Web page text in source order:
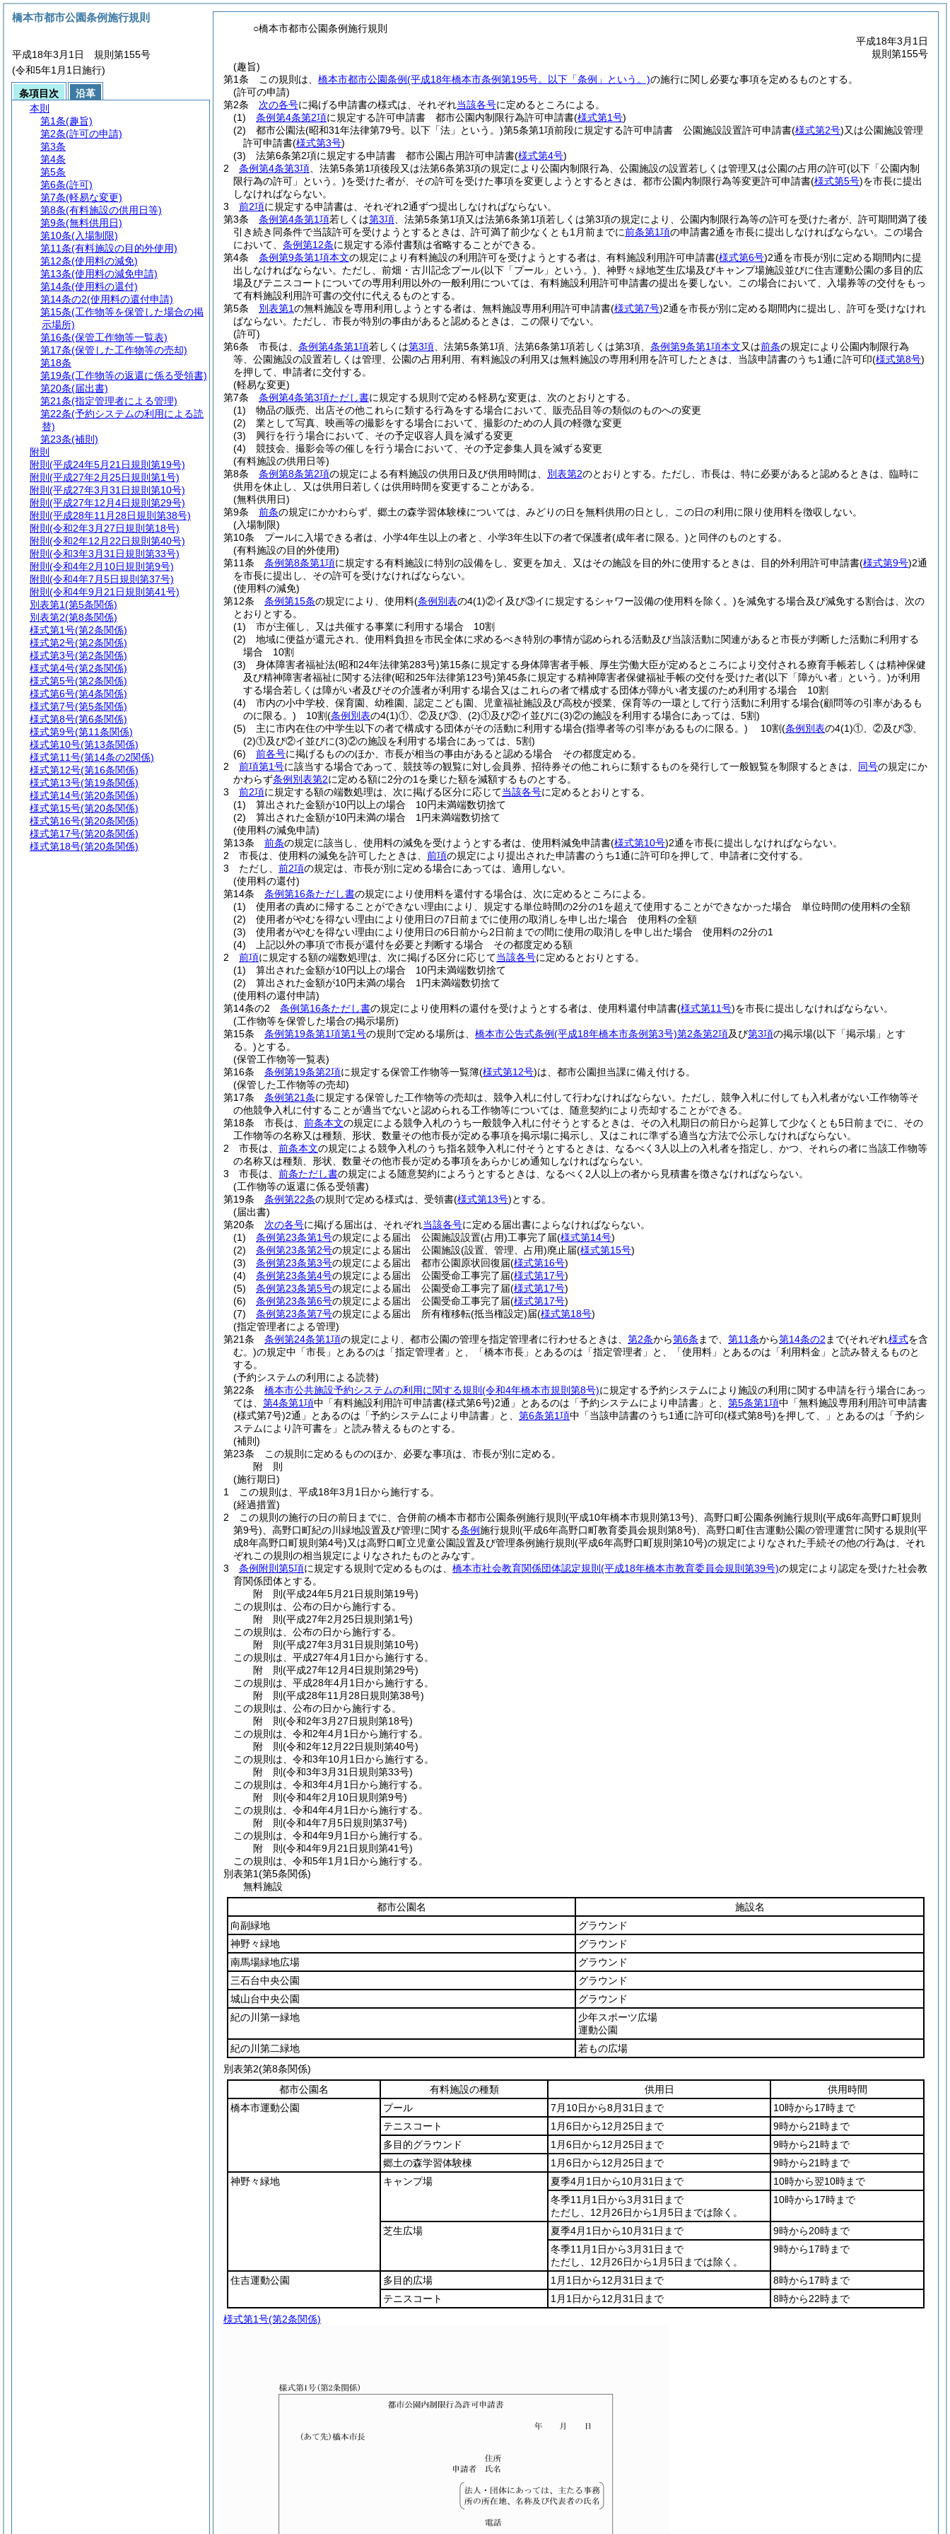
○橋本市都市公園条例施行規則
平成18年3月1日
規則第155号
(趣旨)
第1条
この規則は、 橋本市都市公園条例(平成18年橋本市条例第195号。以下「条例」という。)の施行に関し必要な事項を定めるものとする。
(許可の申請)
第2条
次の各号に掲げる申請書の様式は、それぞれ当該各号に定めるところによる。
(1)
条例第4条第2項に規定する許可申請書 都市公園内制限行為許可申請書(様式第1号)
(2)
都市公園法(昭和31年法律第79号。以下「法」という。)第5条第1項前段に規定する許可申請書 公園施設設置許可申請書(様式第2号)又は公園施設管理
許可申請書(様式第3号)
(3)
法第6条第2項に規定する申請書 都市公園占用許可申請書(様式第4号)
2
条例第4条第3項 、法第5条第1項後段又は法第6条第3項の規定により公園内制限行為、公園施設の設置若しくは管理又は公園の占用の許可(以下「公園内制
限行為の許可」という。)を受けた者が、その許可を受けた事項を変更しようとするときは、都市公園内制限行為等変更許可申請書(様式第5号)を市長に提出
しなければならない。
3
前2項に規定する申請書は、それぞれ2通ずつ提出しなければならない。
第3条
条例第4条第1項若しくは第3項 、法第5条第1項又は法第6条第1項若しくは第3項の規定により、公園内制限行為等の許可を受けた者が、許可期間満了後
引き続き同条件で当該許可を受けようとするときは、許可満了前少なくとも1月前までに前条第1項の申請書2通を市長に提出しなければならない。
この場合
において、 条例第12条に規定する添付書類は省略することができる。
第4条
条例第9条第1項本文の規定により有料施設の利用許可を受けようとする者は、有料施設利用許可申請書(様式第6号)2通を市長が別に定める期間内に提
出しなければならない。 ただし、前畑・古川記念プール(以下「プール」という。) 、神野々緑地芝生広場及びキャンプ場施設並びに住吉運動公園の多目的広
場及びテニスコートについての専用利用以外の一般利用については、有料施設利用許可申請書の提出を要しない。
この場合において、入場券等の交付をもっ
て有料施設利用許可書の交付に代えるものとする。
第5条
別表第1の無料施設を専用利用しようとする者は、無料施設専用利用許可申請書(様式第7号)2通を市長が別に定める期間内に提出し、許可を受けなけれ
ばならない。 ただし、市長が特別の事由があると認めるときは、この限りでない。
(許可)
第6条
市長は、 条例第4条第1項若しくは第3項 、法第5条第1項、法第6条第1項若しくは第3項、 条例第9条第1項本文又は前条の規定により公園内制限行為
等、公園施設の設置若しくは管理、公園の占用利用、有料施設の利用又は無料施設の専用利用を許可したときは、当該申請書のうち1通に許可印(様式第8号)
を押して、申請者に交付する。
(軽易な変更)
第7条
条例第4条第3項ただし書に規定する規則で定める軽易な変更は、次のとおりとする。
(1)
物品の販売、出店その他これらに類する行為をする場合において、販売品目等の類似のものへの変更
(2)
業として写真、映画等の撮影をする場合において、撮影のための人員の軽微な変更
(3)
興行を行う場合において、その予定収容人員を減ずる変更
(4)
競技会、撮影会等の催しを行う場合において、その予定参集人員を減ずる変更
(有料施設の供用日等)
第8条
条例第8条第2項の規定による有料施設の供用日及び供用時間は、 別表第2のとおりとする。 ただし、市長は、特に必要があると認めるときは、臨時に
供用を休止し、又は供用日若しくは供用時間を変更することがある。
(無料供用日)
第9条
前条の規定にかかわらず、郷土の森学習体験棟については、みどりの日を無料供用の日とし、この日の利用に限り使用料を徴収しない。
(入場制限)
第10条
プールに入場できる者は、小学4年生以上の者と、小学3年生以下の者で保護者(成年者に限る。)と同伴のものとする。
(有料施設の目的外使用)
第11条
条例第8条第1項に規定する有料施設に特別の設備をし、変更を加え、又はその施設を目的外に使用するときは、目的外利用許可申請書(様式第9号)2通
を市長に提出し、その許可を受けなければならない。
(使用料の減免)
第12条
条例第15条の規定により、使用料(条例別表の4(1)②イ及び③イに規定するシャワー設備の使用料を除く。)を減免する場合及び減免する割合は、次の
とおりとする。
(1)
市が主催し、又は共催する事業に利用する場合 10割
(2)
地域に便益が還元され、使用料負担を市民全体に求めるべき特別の事情が認められる活動及び当該活動に関連があると市長が判断した活動に利用する
場合 10割
(3)
身体障害者福祉法(昭和24年法律第283号)第15条に規定する身体障害者手帳、厚生労働大臣が定めるところにより交付される療育手帳若しくは精神保健
及び精神障害者福祉に関する法律(昭和25年法律第123号)第45条に規定する精神障害者保健福祉手帳の交付を受けた者(以下「障がい者」という。)が利用
する場合若しくは障がい者及びその介護者が利用する場合又はこれらの者で構成する団体が障がい者支援のため利用する場合 10割
(4)
市内の小中学校、保育園、幼稚園、認定こども園、児童福祉施設及び高校が授業、保育等の一環として行う活動に利用する場合(顧問等の引率があるも
のに限る。) 10割(条例別表の4(1)①、②及び③、 (2)①及び②イ並びに(3)②の施設を利用する場合にあっては、5割)
(5)
主に市内在住の中学生以下の者で構成する団体がその活動に利用する場合(指導者等の引率があるものに限る。) 10割(条例別表の4(1)①、②及び③、
(2)①及び②イ並びに(3)②の施設を利用する場合にあっては、5割)
(6)
前各号に掲げるもののほか、市長が相当の事由があると認める場合 その都度定める。
2
前項第1号に該当する場合であって、競技等の観覧に対し会員券、招待券その他これらに類するものを発行して一般観覧を制限するときは、 同号の規定にか
かわらず条例別表第2に定める額に2分の1を乗じた額を減額するものとする。
3
前2項に規定する額の端数処理は、次に掲げる区分に応じて当該各号に定めるとおりとする。
(1)
算出された金額が10円以上の場合 10円未満端数切捨て
(2)
算出された金額が10円未満の場合 1円未満端数切捨て
(使用料の減免申請)
第13条
前条の規定に該当し、使用料の減免を受けようとする者は、使用料減免申請書(様式第10号)2通を市長に提出しなければならない。
2
市長は、使用料の減免を許可したときは、 前項の規定により提出された申請書のうち1通に許可印を押して、申請者に交付する。
3
ただし、 前2項の規定は、市長が別に定める場合にあっては、適用しない。
(使用料の還付)
第14条
条例第16条ただし書の規定により使用料を還付する場合は、次に定めるところによる。
(1)
使用者の責めに帰することができない理由により、規定する単位時間の2分の1を超えて使用することができなかった場合 単位時間の使用料の全額
(2)
使用者がやむを得ない理由により使用日の7日前までに使用の取消しを申し出た場合 使用料の全額
(3)
使用者がやむを得ない理由により使用日の6日前から2日前までの間に使用の取消しを申し出た場合 使用料の2分の1
(4)
上記以外の事項で市長が還付を必要と判断する場合 その都度定める額
2
前項に規定する額の端数処理は、次に掲げる区分に応じて当該各号に定めるとおりとする。
(1)
算出された金額が10円以上の場合 10円未満端数切捨て
(2)
算出された金額が10円未満の場合 1円未満端数切捨て
(使用料の還付申請)
第14条の2
条例第16条ただし書の規定により使用料の還付を受けようとする者は、使用料還付申請書(様式第11号)を市長に提出しなければならない。
(工作物等を保管した場合の掲示場所)
第15条
条例第19条第1項第1号の規則で定める場所は、 橋本市公告式条例(平成18年橋本市条例第3号)第2条第2項及び第3項の掲示場(以下「掲示場」とす
る。)とする。
(保管工作物等一覧表)
第16条
条例第19条第2項に規定する保管工作物等一覧簿(様式第12号)は、都市公園担当課に備え付ける。
(保管した工作物等の売却)
第17条
条例第21条に規定する保管した工作物等の売却は、競争入札に付して行わなければならない。 ただし、競争入札に付しても入札者がない工作物等そ
の他競争入札に付することが適当でないと認められる工作物等については、随意契約により売却することができる。
第18条
市長は、 前条本文の規定による競争入札のうち一般競争入札に付そうとするときは、その入札期日の前日から起算して少なくとも5日前までに、その
工作物等の名称又は種類、形状、数量その他市長が定める事項を掲示場に掲示し、又はこれに準ずる適当な方法で公示しなければならない。
2
市長は、 前条本文の規定による競争入札のうち指名競争入札に付そうとするときは、なるべく3人以上の入札者を指定し、かつ、それらの者に当該工作物等
の名称又は種類、形状、数量その他市長が定める事項をあらかじめ通知しなければならない。
3
市長は、 前条ただし書の規定による随意契約によろうとするときは、なるべく2人以上の者から見積書を徴さなければならない。
(工作物等の返還に係る受領書)
第19条
条例第22条の規則で定める様式は、受領書(様式第13号)とする。
(届出書)
第20条
次の各号に掲げる届出は、それぞれ当該各号に定める届出書によらなければならない。
(1)
条例第23条第1号の規定による届出 公園施設設置(占用)工事完了届(様式第14号)
(2)
条例第23条第2号の規定による届出 公園施設(設置、管理、占用)廃止届(様式第15号)
(3)
条例第23条第3号の規定による届出 都市公園原状回復届(様式第16号)
(4)
条例第23条第4号の規定による届出 公園受命工事完了届(様式第17号)
(5)
条例第23条第5号の規定による届出 公園受命工事完了届(様式第17号)
(6)
条例第23条第6号の規定による届出 公園受命工事完了届(様式第17号)
(7)
条例第23条第7号の規定による届出 所有権移転(抵当権設定)届(様式第18号)
(指定管理者による管理)
第21条
条例第24条第1項の規定により、都市公園の管理を指定管理者に行わせるときは、 第2条から第6条 まで、 第11条から第14条の2 まで(それぞれ様式を含
む。)の規定中「市長」とあるのは「指定管理者」と、「橋本市長」とあるのは「指定管理者」と、「使用料」とあるのは「利用料金」と読み替えるものと
する。
(予約システムの利用による読替)
第22条
橋本市公共施設予約システムの利用に関する規則 (令和4年橋本市規則第8号)に規定する予約システムにより施設の利用に関する申請を行う場合にあっ
ては、 第4条第1項中「有料施設利用許可申請書(様式第6号)2通」とあるのは「予約システムにより申請書」と、 第5条第1項中「無料施設専用利用許可申請書
(様式第7号)2通」とあるのは「予約システムにより申請書」と、 第6条第1項中「当該申請書のうち1通に許可印(様式第8号)を押して、」とあるのは「予約シ
ステムにより許可書を」と読み替えるものとする。
(補則)
第23条
この規則に定めるもののほか、必要な事項は、市長が別に定める。
附 則
(施行期日)
1
この規則は、平成18年3月1日から施行する。
(経過措置)
2
この規則の施行の日の前日までに、合併前の橋本市都市公園条例施行規則 (平成10年橋本市規則第13号) 、高野口町公園条例施行規則 (平成6年高野口町規則
第9号) 、高野口町紀の川緑地設置及び管理に関する条例施行規則 (平成6年高野口町教育委員会規則第8号) 、高野口町住吉運動公園の管理運営に関する規則 (平
成8年高野口町規則第4号)又は高野口町立児童公園設置及び管理条例施行規則 (平成6年高野口町規則第10号)の規定によりなされた手続その他の行為は、それ
ぞれこの規則の相当規定によりなされたものとみなす。
3
条例附則第5項に規定する規則で定めるものは、 橋本市社会教育関係団体認定規則 (平成18年橋本市教育委員会規則第39号)の規定により認定を受けた社会教
育関係団体とする。
附 則(平成24年5月21日規則第19号)
この規則は、公布の日から施行する。
附 則(平成27年2月25日規則第1号)
この規則は、公布の日から施行する。
附 則(平成27年3月31日規則第10号)
この規則は、平成27年4月1日から施行する。
附 則(平成27年12月4日規則第29号)
この規則は、平成28年4月1日から施行する。
附 則(平成28年11月28日規則第38号)
この規則は、公布の日から施行する。
附 則(令和2年3月27日規則第18号)
この規則は、令和2年4月1日から施行する。
附 則(令和2年12月22日規則第40号)
この規則は、令和3年10月1日から施行する。
附 則(令和3年3月31日規則第33号)
この規則は、令和3年4月1日から施行する。
附 則(令和4年2月10日規則第9号)
この規則は、令和4年4月1日から施行する。
附 則(令和4年7月5日規則第37号)
この規則は、令和4年9月1日から施行する。
附 則(令和4年9月21日規則第41号)
この規則は、令和5年1月1日から施行する。
別表第1(第5条関係)
無料施設
都市公園名
施設名
向副緑地
グラウンド
神野々緑地
グラウンド
南馬場緑地広場
グラウンド
三石台中央公園
グラウンド
城山台中央公園
グラウンド
紀の川第一緑地
少年スポーツ広場
運動公園
紀の川第二緑地
若もの広場
別表第2(第8条関係)
都市公園名
有料施設の種類 供用日
供用時間
橋本市運動公園
プール 7月10日から8月31日まで
10時から17時まで
テニスコート
1月6日から12月25日まで
9時から21時まで
多目的グラウンド
1月6日から12月25日まで
9時から21時まで
郷土の森学習体験棟
1月6日から12月25日まで
9時から21時まで
神野々緑地
キャンプ場 夏季4月1日から10月31日まで
10時から翌10時まで
冬季11月1日から3月31日まで
ただし、12月26日から1月5日までは除く。
10時から17時まで
芝生広場 夏季4月1日から10月31日まで
9時から20時まで
冬季11月1日から3月31日まで
ただし、12月26日から1月5日までは除く。
9時から17時まで
住吉運動公園 多目的広場 1月1日から12月31日まで
8時から17時まで
テニスコート
1月1日から12月31日まで
8時から22時まで
様式第1号(第2条関係)
橋本市都市公園条例施行規則
平成18年3月1日 規則第155号
(令和5年1月1日施行)
条項目次
沿革
本則
第1条(趣旨)
第2条(許可の申請)
第3条
第4条
第5条
第6条(許可)
第7条(軽易な変更)
第8条(有料施設の供用日等)
第9条(無料供用日)
第10条(入場制限)
第11条(有料施設の目的外使用)
第12条(使用料の減免)
第13条(使用料の減免申請)
第14条(使用料の還付)
第14条の2(使用料の還付申請)
第15条(工作物等を保管した場合の掲
示場所)
第16条(保管工作物等一覧表)
第17条(保管した工作物等の売却)
第18条
第19条(工作物等の返還に係る受領書)
第20条(届出書)
第21条(指定管理者による管理)
第22条(予約システムの利用による読
替)
第23条(補則)
附則
附則 (平成24年5月21日規則第19号)
附則 (平成27年2月25日規則第1号)
附則 (平成27年3月31日規則第10号)
附則 (平成27年12月4日規則第29号)
附則 (平成28年11月28日規則第38号)
附則 (令和2年3月27日規則第18号)
附則 (令和2年12月22日規則第40号)
附則 (令和3年3月31日規則第33号)
附則 (令和4年2月10日規則第9号)
附則 (令和4年7月5日規則第37号)
附則 (令和4年9月21日規則第41号)
別表第1(第5条関係)
別表第2(第8条関係)
様式第1号(第2条関係)
様式第2号(第2条関係)
様式第3号(第2条関係)
様式第4号(第2条関係)
様式第5号(第2条関係)
様式第6号(第4条関係)
様式第7号(第5条関係)
様式第8号(第6条関係)
様式第9号(第11条関係)
様式第10号(第13条関係)
様式第11号(第14条の2関係)
様式第12号(第16条関係)
様式第13号(第19条関係)
様式第14号(第20条関係)
様式第15号(第20条関係)
様式第16号(第20条関係)
様式第17号(第20条関係)
様式第18号(第20条関係)